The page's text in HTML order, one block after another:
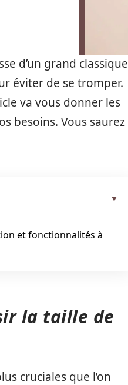
d’un grand classique
éviter de se tromper.
va vous donner les
besoins. Vous saurez
et fonctionnalités à
la taille de
cruciales que l’on